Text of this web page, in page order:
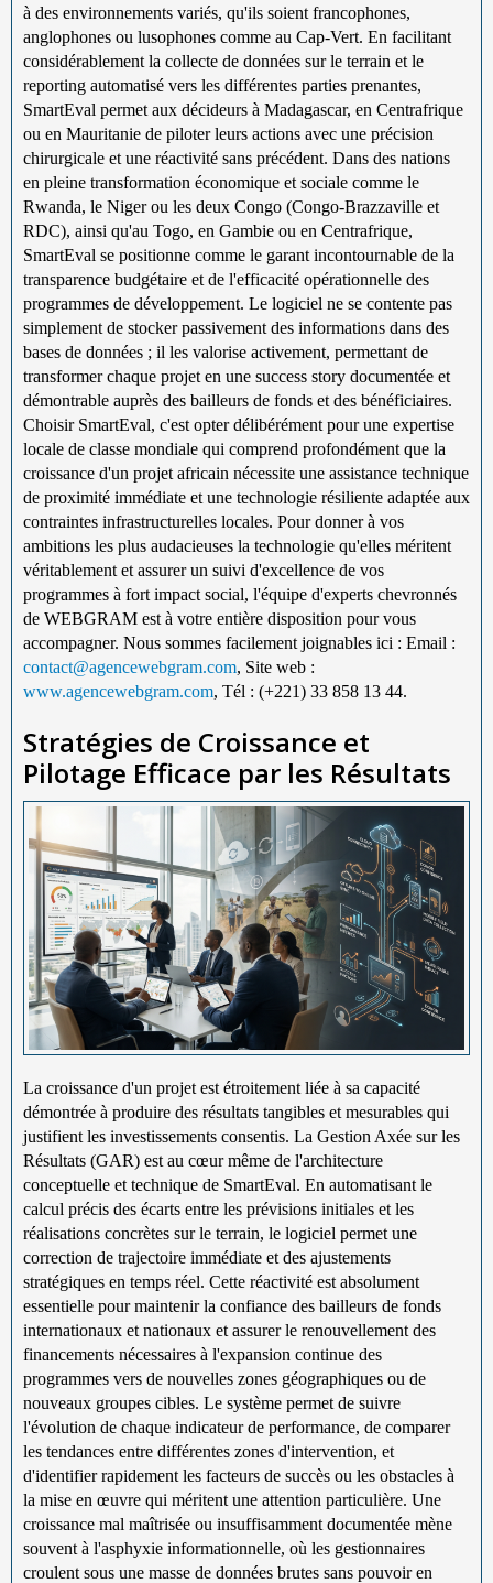
à des environnements variés, qu'ils soient francophones,
anglophones ou lusophones comme au Cap-Vert. En facilitant
considérablement la collecte de données sur le terrain et le
reporting automatisé vers les différentes parties prenantes,
SmartEval permet aux décideurs à Madagascar, en Centrafrique
ou en Mauritanie de piloter leurs actions avec une précision
chirurgicale et une réactivité sans précédent. Dans des nations
en pleine transformation économique et sociale comme le
Rwanda, le Niger ou les deux Congo (Congo-Brazzaville et
RDC), ainsi qu'au Togo, en Gambie ou en Centrafrique,
SmartEval se positionne comme le garant incontournable de la
transparence budgétaire et de l'efficacité opérationnelle des
programmes de développement. Le logiciel ne se contente pas
simplement de stocker passivement des informations dans des
bases de données ; il les valorise activement, permettant de
transformer chaque projet en une success story documentée et
démontrable auprès des bailleurs de fonds et des bénéficiaires.
Choisir SmartEval, c'est opter délibérément pour une expertise
locale de classe mondiale qui comprend profondément que la
croissance d'un projet africain nécessite une assistance technique
de proximité immédiate et une technologie résiliente adaptée aux
contraintes infrastructurelles locales. Pour donner à vos
ambitions les plus audacieuses la technologie qu'elles méritent
véritablement et assurer un suivi d'excellence de vos
programmes à fort impact social, l'équipe d'experts chevronnés
de WEBGRAM est à votre entière disposition pour vous
accompagner. Nous sommes facilement joignables ici : Email :
contact@agencewebgram.com, Site web :
www.agencewebgram.com, Tél : (+221) 33 858 13 44.
Stratégies de Croissance et
Pilotage Efficace par les Résultats
La croissance d'un projet est étroitement liée à sa capacité
démontrée à produire des résultats tangibles et mesurables qui
justifient les investissements consentis. La Gestion Axée sur les
Résultats (GAR) est au cœur même de l'architecture
conceptuelle et technique de SmartEval. En automatisant le
calcul précis des écarts entre les prévisions initiales et les
réalisations concrètes sur le terrain, le logiciel permet une
correction de trajectoire immédiate et des ajustements
stratégiques en temps réel. Cette réactivité est absolument
essentielle pour maintenir la confiance des bailleurs de fonds
internationaux et nationaux et assurer le renouvellement des
financements nécessaires à l'expansion continue des
programmes vers de nouvelles zones géographiques ou de
nouveaux groupes cibles. Le système permet de suivre
l'évolution de chaque indicateur de performance, de comparer
les tendances entre différentes zones d'intervention, et
d'identifier rapidement les facteurs de succès ou les obstacles à
la mise en œuvre qui méritent une attention particulière. Une
croissance mal maîtrisée ou insuffisamment documentée mène
souvent à l'asphyxie informationnelle, où les gestionnaires
croulent sous une masse de données brutes sans pouvoir en